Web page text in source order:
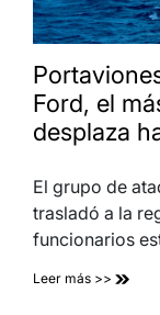
Ford, el
desplaza
El grupo de
trasladó a la
funcionarios
Leer más >>